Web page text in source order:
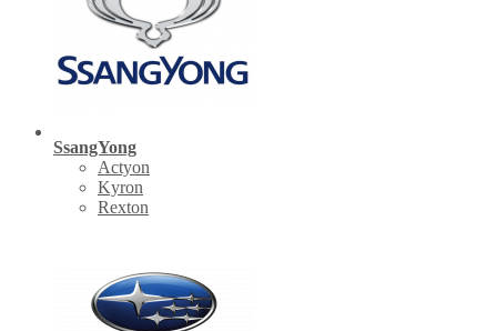
SsangYong
Actyon
Kyron
Rexton